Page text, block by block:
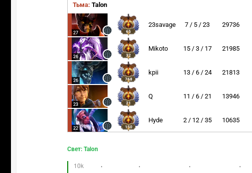
Тьма: Talon
27 65
23savage 7 / 5 / 23 29736
26 32
Mikoto 15 / 3 / 17 21985
26 768
kpii 13 / 6 / 24 21813
23 21
Q 11 / 6 / 21 13946
22 150
Hyde 2 / 12 / 35 10635
Свет: Talon